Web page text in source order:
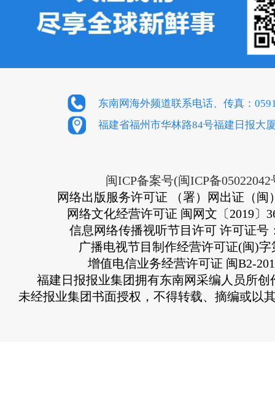
东南网海外频道联系电话、传真：
福建省福州市华林路84号福建日报大
闽ICP备案号(闽ICP备05022042
网络出版服务许可证 （署）网出证（闽
网络文化经营许可证 闽网文〔2019〕
信息网络传播视听节目许可 许可证号
广播电视节目制作经营许可证(闽)字
增值电信业务经营许可证 闽B2-
福建日报报业集团拥有东南网采编人员所创
未经报业集团书面授权，不得转载、摘编或以